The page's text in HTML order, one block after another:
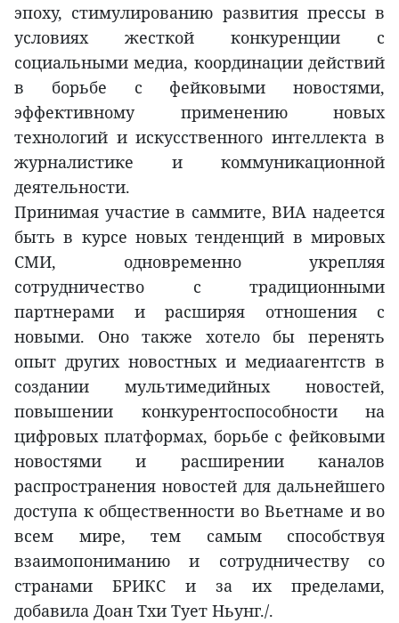
эпоху, стимулированию развития прессы в
условиях жесткой конкуренции с
социальными медиа, координации действий
в борьбе с фейковыми новостями,
эффективному применению новых
технологий и искусственного интеллекта в
журналистике и коммуникационной
деятельности.
Принимая участие в саммите, ВИA надеется
быть в курсе новых тенденций в мировых
СМИ, одновременно укрепляя
сотрудничество с традиционными
партнерами и расширяя отношения с
новыми. Оно также хотело бы перенять
опыт других новостных и медиаагентств в
создании мультимедийных новостей,
повышении конкурентоспособности на
цифровых платформах, борьбе с фейковыми
новостями и расширении каналов
распространения новостей для дальнейшего
доступа к общественности во Вьетнаме и во
всем мире, тем самым способствуя
взаимопониманию и сотрудничеству со
странами БРИКС и за их пределами,
добавила Доан Тхи Тует Ньунг./.